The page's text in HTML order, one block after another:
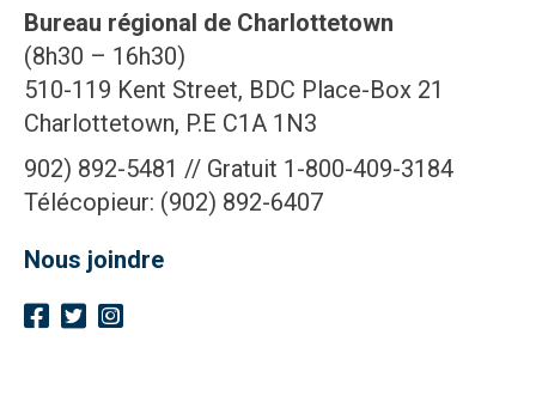
Bureau régional de Charlottetown
(8h30 – 16h30)
510-119 Kent Street, BDC Place-Box 21
Charlottetown, P.E C1A 1N3
902) 892-5481 // Gratuit 1-800-409-3184
Télécopieur: (902) 892-6407
Nous joindre